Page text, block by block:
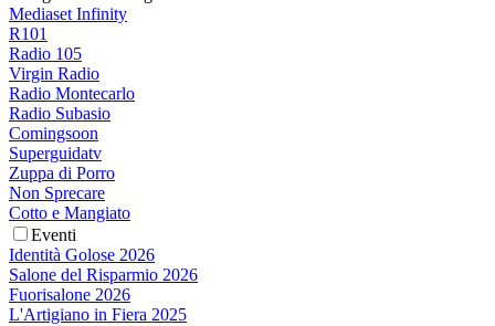
Mediaset Infinity
R101
Radio 105
Virgin Radio
Radio Montecarlo
Radio Subasio
Comingsoon
Superguidatv
Zuppa di Porro
Non Sprecare
Cotto e Mangiato
Eventi
Identità Golose 2026
Salone del Risparmio 2026
Fuorisalone 2026
L'Artigiano in Fiera 2025